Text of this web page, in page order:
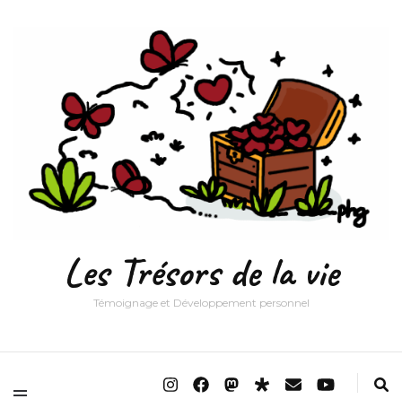
Les Trésors de la vie
Témoignage et Développement personnel